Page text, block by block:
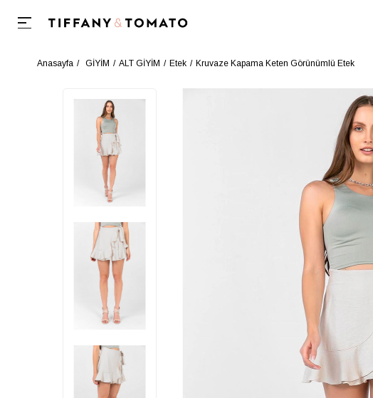
Anasayfa GİYİM ALT GİYİM Etek Kruvaze Kapama Keten Görünümlü Etek